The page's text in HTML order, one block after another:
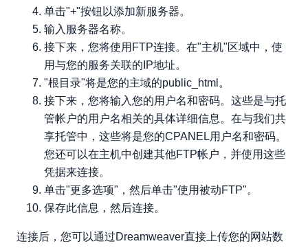
单击"+"按钮以添加新服务器。
输入服务器名称。
接下来，您将使用FTP连接。在"主机"区域中，使
用与您的服务关联的IP地址。
"根目录"将是您的主域的public_html。
接下来，您将输入您的用户名和密码。这些是与托
管帐户的用户名相关的具体详细信息。在与我们共
享托管中，这些将是您的CPANEL用户名和密码。
您还可以在主机中创建其他FTP帐户，并使用这些
凭据来连接。
单击"更多选项"，然后单击"使用被动FTP"。
保存此信息，然后连接。
连接后，您可以通过Dreamweaver直接上传您的网站数